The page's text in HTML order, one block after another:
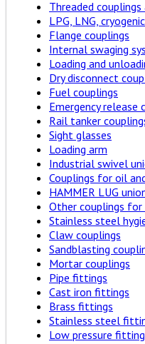
Threaded
LPG, LNG,
Flange couplings
Internal swaging
Loading and
Dry disconnect
Fuel couplings
Emergency release
Rail tanker
Sight glasses
Loading arm
Industrial swivel
Couplings for oil
HAMMER LUG
Other couplings for
Stainless steel
Claw couplings
Sandblasting
Mortar couplings
Pipe fittings
Cast iron fittings
Brass fittings
Stainless steel
Low pressure